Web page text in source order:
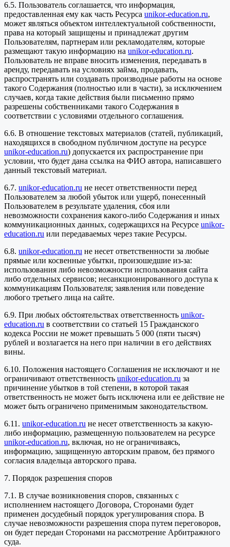
6.5. Пользователь соглашается, что информация,
предоставленная ему как часть Ресурса unikor-education.ru,
может являться объектом интеллектуальной собственности,
права на который защищены и принадлежат другим
Пользователям, партнерам или рекламодателям, которые
размещают такую информацию на unikor-education.ru.
Пользователь не вправе вносить изменения, передавать в
аренду, передавать на условиях займа, продавать,
распространять или создавать производные работы на основе
такого Содержания (полностью или в части), за исключением
случаев, когда такие действия были письменно прямо
разрешены собственниками такого Содержания в
соответствии с условиями отдельного соглашения.
6.6. В отношение текстовых материалов (статей, публикаций,
находящихся в свободном публичном доступе на ресурсе
unikor-education.ru) допускается их распространение при
условии, что будет дана ссылка на ФИО автора, написавшего
данный текстовый материал.
6.7. unikor-education.ru не несет ответственности перед
Пользователем за любой убыток или ущерб, понесенный
Пользователем в результате удаления, сбоя или
невозможности сохранения какого-либо Содержания и иных
коммуникационных данных, содержащихся на Ресурсе unikor-
education.ru или передаваемых через такие Ресурсы.
6.8. unikor-education.ru не несет ответственности за любые
прямые или косвенные убытки, произошедшие из-за:
использования либо невозможности использования сайта
либо отдельных сервисов; несанкционированного доступа к
коммуникациям Пользователя; заявления или поведение
любого третьего лица на сайте.
6.9. При любых обстоятельствах ответственность unikor-
education.ru в соответствии со статьей 15 Гражданского
кодекса России не может превышать 5 000 (пяти тысяч)
рублей и возлагается на него при наличии в его действиях
вины.
6.10. Положения настоящего Соглашения не исключают и не
ограничивают ответственность unikor-education.ru за
причинение убытков в той степени, в которой такая
ответственность не может быть исключена или ее действие не
может быть ограничено применимым законодательством.
6.11. unikor-education.ru не несет ответственность за какую-
либо информацию, размещенную пользователем на ресурсе
unikor-education.ru, включая, но не ограничиваясь,
информацию, защищенную авторским правом, без прямого
согласия владельца авторского права.
7. Порядок разрешения споров
7.1. В случае возникновения споров, связанных с
исполнением настоящего Договора, Сторонами будет
применен досудебный порядок урегулирования спора. В
случае невозможности разрешения спора путем переговоров,
он будет передан Сторонами на рассмотрение Арбитражного
суда.